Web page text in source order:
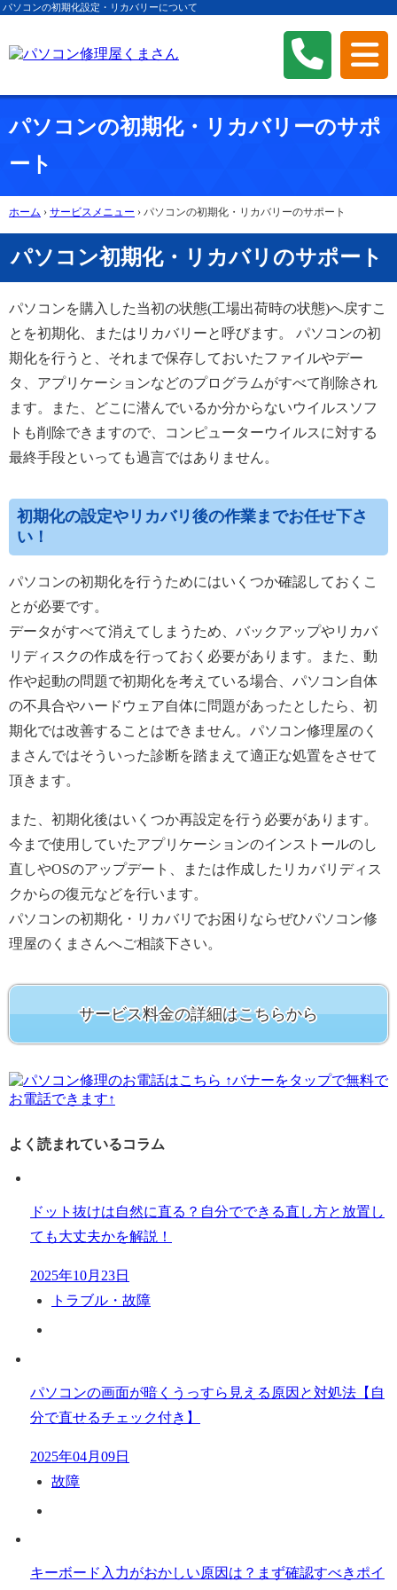
パソコンの初期化設定・リカバリーについて
パソコンの初期化・リカバリーのサポ
ート
ホーム › サービスメニュー › パソコンの初期化・リカバリーのサポート
パソコン初期化・リカバリのサポート
パソコンを購入した当初の状態(工場出荷時の状態)へ戻すこ
とを初期化、またはリカバリーと呼びます。 パソコンの初
期化を行うと、それまで保存しておいたファイルやデー
タ、アプリケーションなどのプログラムがすべて削除され
ます。また、どこに潜んでいるか分からないウイルスソフ
トも削除できますので、コンピューターウイルスに対する
最終手段といっても過言ではありません。
初期化の設定やリカバリ後の作業までお任せ下さ
い！
パソコンの初期化を行うためにはいくつか確認しておくこ
とが必要です。
データがすべて消えてしまうため、バックアップやリカバ
リディスクの作成を行っておく必要があります。また、動
作や起動の問題で初期化を考えている場合、パソコン自体
の不具合やハードウェア自体に問題があったとしたら、初
期化では改善することはできません。パソコン修理屋のく
まさんではそういった診断を踏まえて適正な処置をさせて
頂きます。
また、初期化後はいくつか再設定を行う必要があります。
今まで使用していたアプリケーションのインストールのし
直しやOSのアップデート、または作成したリカバリディス
クからの復元などを行います。
パソコンの初期化・リカバリでお困りならぜひパソコン修
理屋のくまさんへご相談下さい。
サービス料金の詳細はこちらから
↑バナーをタップで無料で
お電話できます↑
よく読まれているコラム
ドット抜けは自然に直る？自分でできる直し方と放置し
ても大丈夫かを解説！
2025年10月23日
トラブル・故障
パソコンの画面が暗くうっすら見える原因と対処法【自
分で直せるチェック付き】
2025年04月09日
故障
キーボード入力がおかしい原因は？まず確認すべきポイ